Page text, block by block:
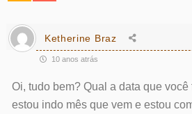
Ketherine Braz
10 anos atrás
Oi, tudo bem? Qual a data que
estou indo mês que vem e estou